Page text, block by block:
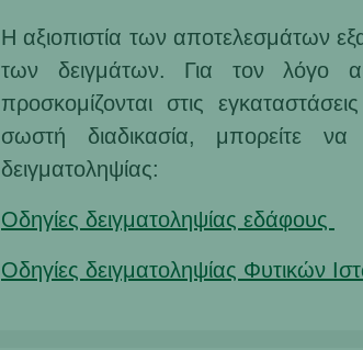
Η αξιοπιστία των αποτελεσμάτων
των δειγμάτων. Για τον λόγο
προσκομίζονται στις
σωστή διαδικασία, μπορείτε να
δειγματοληψίας:
Οδηγίες δειγματοληψίας εδάφους
Οδηγίες δειγματοληψίας Φυτικών